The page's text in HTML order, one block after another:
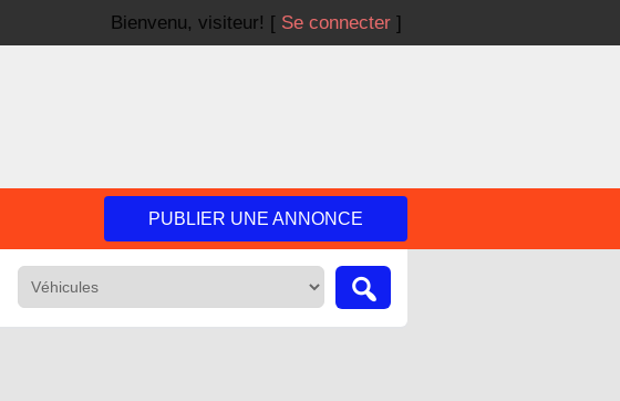
Bienvenu, visiteur! [ Se connecter ]
PUBLIER UNE ANNONCE